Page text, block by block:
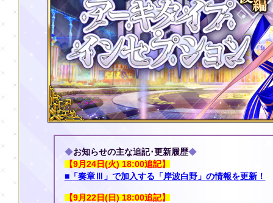
◆お知らせの主な追記･更新履歴◆
【9月24日(火) 18:00追記】
■「奏章Ⅲ」で加入する「岸波白野」の情報を更新！
【9月22日(日) 18:00追記】